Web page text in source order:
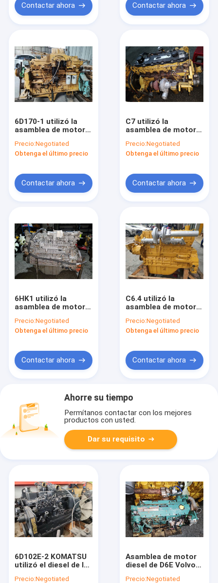
Contactar ahora Contactar ahora
6D170-1 utilizó la
asamblea de motor
excavador PC1000-1
Precio:Negotiated
Obtenga el último precio
Contactar ahora
C7 utilizó la
asamblea de motor
excavador E325D
E329D 444-7149
Precio:Negotiated
Obtenga el último precio
Contactar ahora
6HK1 utilizó la
asamblea de motor
ZX330-3/la
refrigeración por
Precio:Negotiated
Obtenga el último precio
Contactar ahora
C6.4 utilizó la
asamblea de motor
del excavador E320D
E324D
Precio:Negotiated
Obtenga el último precio
Contactar ahora
Ahorre su tiempo
Permítanos contactar con los mejores
productos con usted.
Dar su requisito
6D102E-2 KOMATSU
utilizó el diesel de la
Precio:Negotiated
Asamblea de motor
diesel de D6E Volvo
Precio:Negotiated